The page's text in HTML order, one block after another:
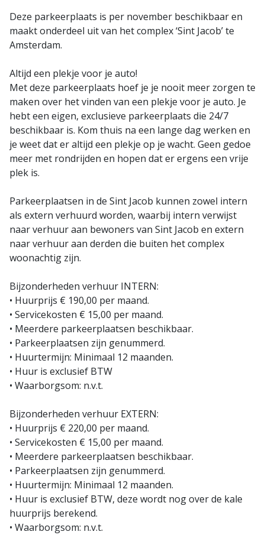
Deze parkeerplaats is per november beschikbaar en
maakt onderdeel uit van het complex ‘Sint Jacob’ te
Amsterdam.
Altijd een plekje voor je auto!
Met deze parkeerplaats hoef je je nooit meer zorgen te
maken over het vinden van een plekje voor je auto. Je
hebt een eigen, exclusieve parkeerplaats die 24/7
beschikbaar is. Kom thuis na een lange dag werken en
je weet dat er altijd een plekje op je wacht. Geen gedoe
meer met rondrijden en hopen dat er ergens een vrije
plek is.
Parkeerplaatsen in de Sint Jacob kunnen zowel intern
als extern verhuurd worden, waarbij intern verwijst
naar verhuur aan bewoners van Sint Jacob en extern
naar verhuur aan derden die buiten het complex
woonachtig zijn.
Bijzonderheden verhuur INTERN:
• Huurprijs € 190,00 per maand.
• Servicekosten € 15,00 per maand.
• Meerdere parkeerplaatsen beschikbaar.
• Parkeerplaatsen zijn genummerd.
• Huurtermijn: Minimaal 12 maanden.
• Huur is exclusief BTW
• Waarborgsom: n.v.t.
Bijzonderheden verhuur EXTERN:
• Huurprijs € 220,00 per maand.
• Servicekosten € 15,00 per maand.
• Meerdere parkeerplaatsen beschikbaar.
• Parkeerplaatsen zijn genummerd.
• Huurtermijn: Minimaal 12 maanden.
• Huur is exclusief BTW, deze wordt nog over de kale
huurprijs berekend.
• Waarborgsom: n.v.t.